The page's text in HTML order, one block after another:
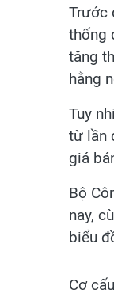
Trước
thống
tăng
hằng
Tuy
từ lần
giá
Bộ
nay,
biểu
Cơ